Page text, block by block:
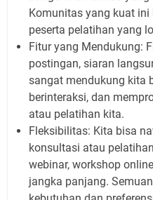
Komunitas yang kuat
peserta pelatihan yang
Fitur yang Mendukung:
postingan, siaran
sangat mendukung kita
berinteraksi, dan
atau pelatihan kita.
Fleksibilitas: Kita bisa
konsultasi atau
webinar, workshop
jangka panjang.